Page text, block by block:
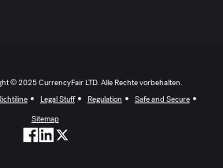
© 2025 CurrencyFair LTD. Alle Rechte vorbehalten.
Legal Stuff Regulation
Safe and Secure
Sitemap